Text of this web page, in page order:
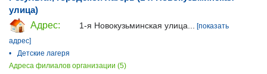
улица)
Адрес:
1-я Новокузьминская улица...
[показать
адрес]
•
Детские лагеря
Адреса филиалов организации (5)